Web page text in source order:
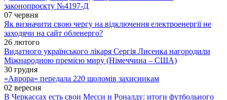
законопроєкту №4197-Д
07 червня
Як визначити свою чергу на відключення електроенергії не
заходячи на сайт обленерго?
26 лютого
Видатного українського лікаря Сергія Лисенка нагородили
Міжнародною премією миру (Німеччина – США)
30 грудня
«Аврора» передала 220 шоломів захисникам
02 вересня
В Черкассах есть свои Месси и Роналду: итоги футбольного